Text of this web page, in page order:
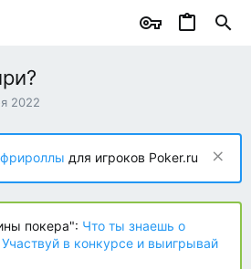
2022
для игроков Poker.ru
покера": Что ты знаешь о
в конкурсе и выигрывай